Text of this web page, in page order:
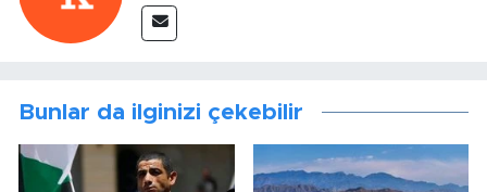
Bunlar da ilginizi çekebilir